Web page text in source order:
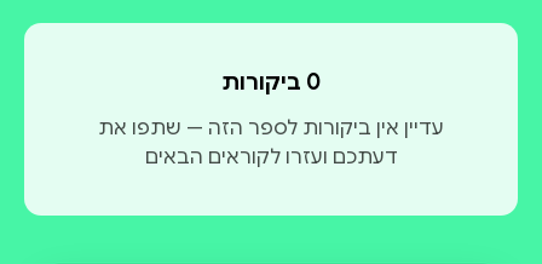
0 ביקורות
עדיין אין ביקורות לספר הזה — שתפו את
דעתכם ועזרו לקוראים הבאים